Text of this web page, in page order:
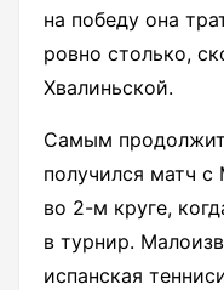
на победу она
ровно столько,
Хвалиньской.
Самым
получился матч
во 2-м круге,
в турнир.
испанская